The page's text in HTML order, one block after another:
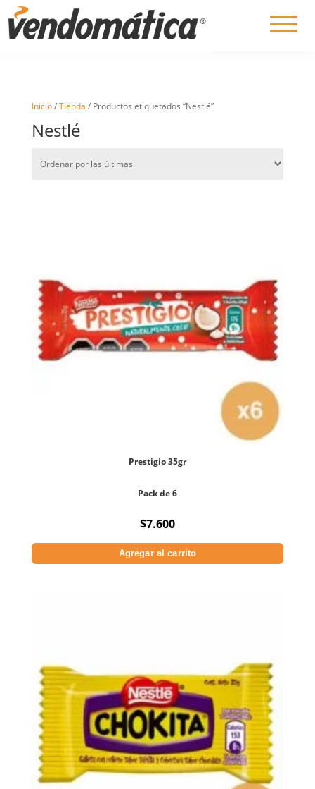
Inicio/Tienda / Productos etiquetados “Nestlé”
Nestlé
Prestigio 35gr
Pack de 6
$7.600
Agregar al carrito